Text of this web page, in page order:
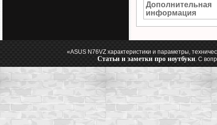
Дополнительная
информация
«ASUS N76VZ характеристики и параметры,
Статьи и заметки про ноутбуки. С